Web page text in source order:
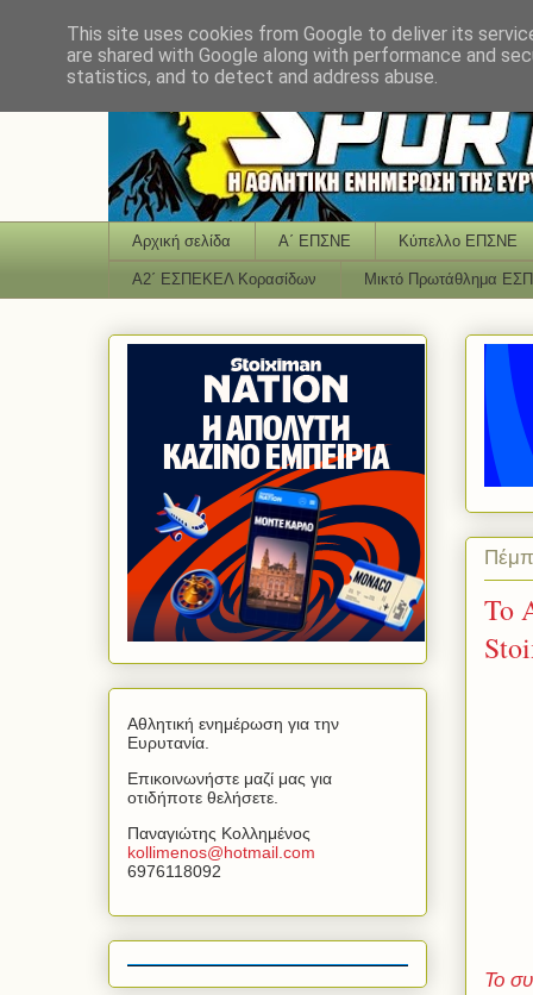
Αρχική σελίδα Α΄ ΕΠΣΝΕ Κύπελλο ΕΠΣΝΕ
Α2΄ ΕΣΠΕΚΕΛ Κορασίδων Μικτό Πρωτάθλημα
To
Το
Αθλητική ενημέρωση για την
Ευρυτανία.
Επικοινωνήστε μαζί μας για
οτιδήποτε θελήσετε.
Παναγιώτης Κολλημένος
kollimenos@hotmail com
6976118092
This site uses cookies from Google to deliver its
are shared with Google along with performance and
statistics, and to detect and address abuse.